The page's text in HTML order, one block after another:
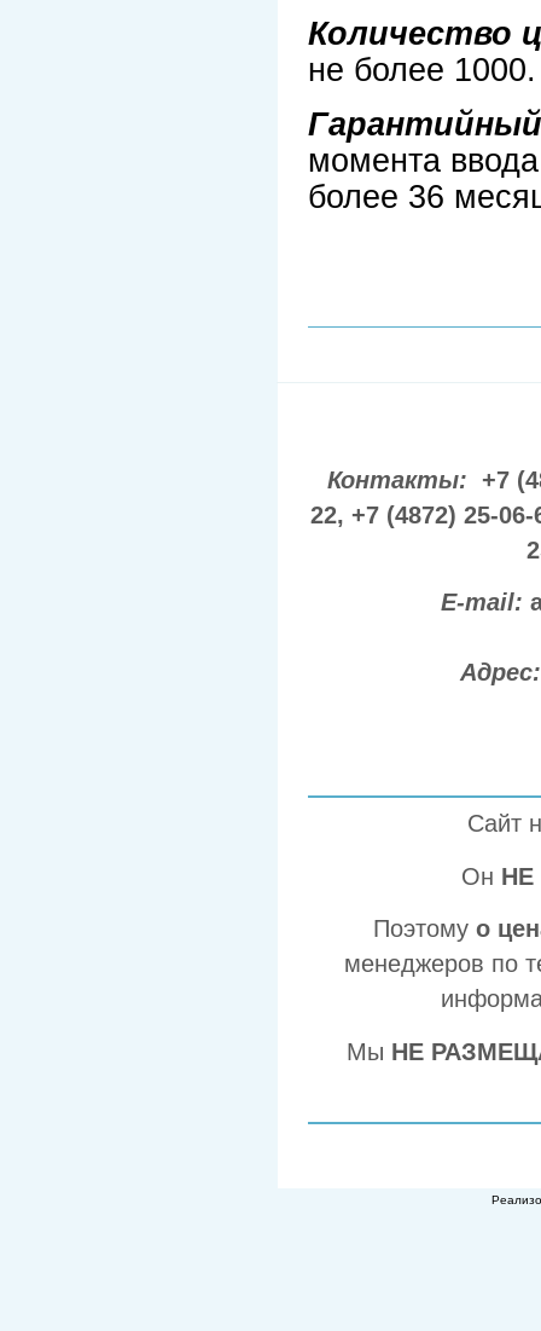
Количество
не более 1000.
момента
более 36
Контакты: +7
22, +7 (4872) 25-
E-mail:
Сайт
Он НЕ
Поэтому о
менеджеров по
Мы НЕ